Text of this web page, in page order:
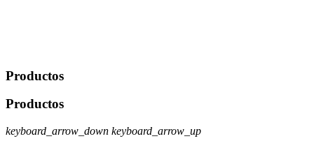
Productos
Productos
keyboard_arrow_down keyboard_arrow_up